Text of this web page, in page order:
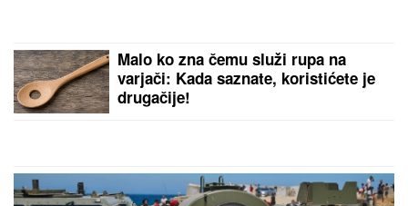
Malo ko zna čemu služi rupa na
varjači: Kada saznate, koristićete je
drugačije!